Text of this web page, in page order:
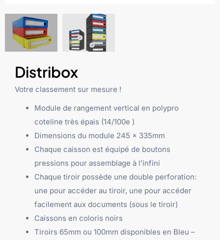
Distribox
Votre classement sur mesure !
Module de rangement vertical en polypro
coteline très épais (14/100e )
Dimensions du module 245 x 335mm
Chaque caisson est équipé de boutons
pressions pour assemblage à l’infini
Chaque tiroir possède une double perforation:
une pour accéder au tiroir, une pour accéder
facilement aux documents (sous le tiroir)
Caissons en coloris noirs
Tiroirs 65mm ou 100mm disponibles en Bleu –